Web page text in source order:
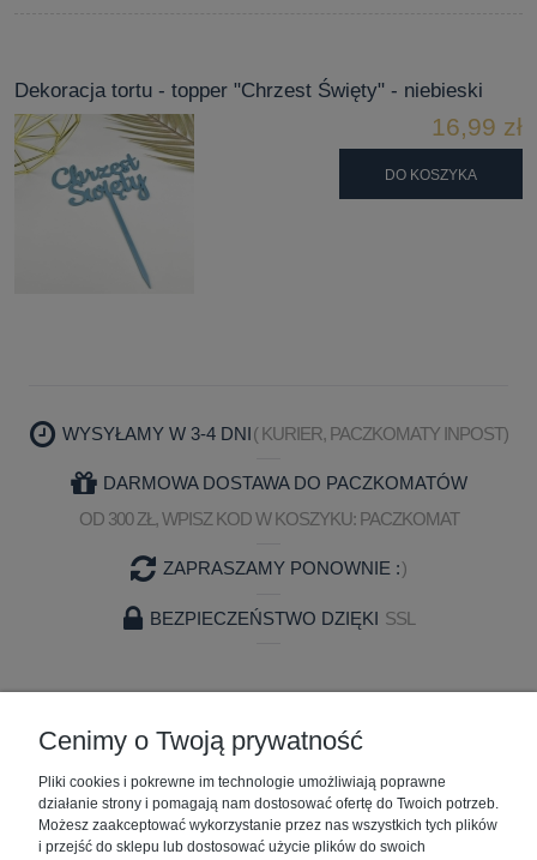
Dekoracja tortu - topper "Chrzest Święty" - niebieski
16,99 zł
DO KOSZYKA
WYSYŁAMY W 3-4 DNI( KURIER, PACZKOMATY INPOST)
DARMOWA DOSTAWA DO PACZKOMATÓW
OD 300 ZŁ, WPISZ KOD W KOSZYKU: PACZKOMAT
ZAPRASZAMY PONOWNIE :)
BEZPIECZEŃSTWO DZIĘKI SSL
ZAKUPY
POMOC
MOJE KONTO
Cenimy o Twoją prywatność
Pliki cookies i pokrewne im technologie umożliwiają poprawne
działanie strony i pomagają nam dostosować ofertę do Twoich potrzeb.
Możesz zaakceptować wykorzystanie przez nas wszystkich tych plików
i przejść do sklepu lub dostosować użycie plików do swoich